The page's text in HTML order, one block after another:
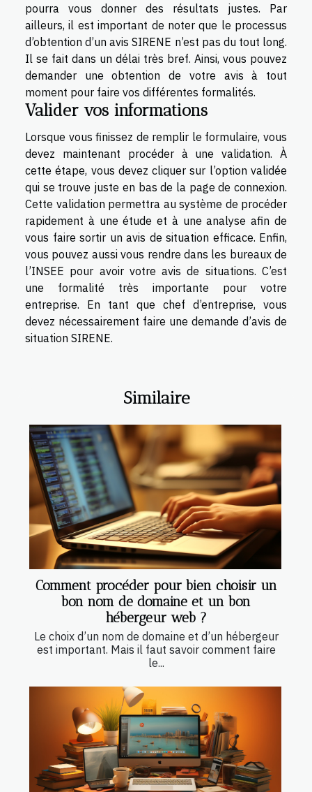
pourra vous donner des résultats justes. Par
ailleurs, il est important de noter que le processus
d’obtention d’un avis SIRENE n’est pas du tout long.
Il se fait dans un délai très bref. Ainsi, vous pouvez
demander une obtention de votre avis à tout
moment pour faire vos différentes formalités.
Valider vos informations
Lorsque vous finissez de remplir le formulaire, vous
devez maintenant procéder à une validation. À
cette étape, vous devez cliquer sur l’option validée
qui se trouve juste en bas de la page de connexion.
Cette validation permettra au système de procéder
rapidement à une étude et à une analyse afin de
vous faire sortir un avis de situation efficace. Enfin,
vous pouvez aussi vous rendre dans les bureaux de
l’INSEE pour avoir votre avis de situations. C’est
une formalité très importante pour votre
entreprise. En tant que chef d’entreprise, vous
devez nécessairement faire une demande d’avis de
situation SIRENE.
Similaire
Comment procéder pour bien choisir un
bon nom de domaine et un bon
hébergeur web ?
Le choix d’un nom de domaine et d’un hébergeur
est important. Mais il faut savoir comment faire
le...